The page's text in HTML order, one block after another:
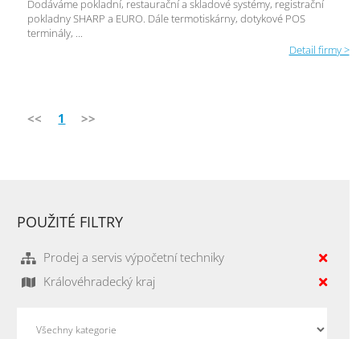
Dodáváme pokladní, restaurační a skladové systémy, registrační
pokladny SHARP a EURO. Dále termotiskárny, dotykové POS
terminály, ...
Detail firmy >
<< 1 >>
POUŽITÉ FILTRY
Prodej a servis výpočetní techniky
Královéhradecký kraj